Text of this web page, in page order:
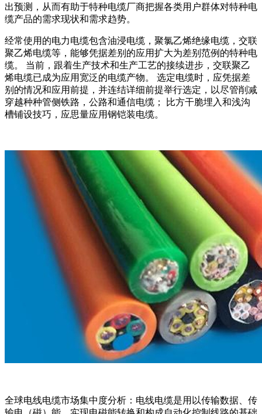
出预测，从而有助于特种电缆厂商把握各类用户群体对特种电
缆产品的需求现状和需求趋势。
经常使用的电力电缆包含油浸电缆，聚氯乙烯绝缘电缆，交联
聚乙烯电缆等，能够凭据差别的应用扩大为差别范例的特种电
缆。 当前，跟着生产技术和生产工艺的接续进步，交联聚乙
烯电缆已成为应用宽泛的电缆产物。 选定电缆时，应凭据差
别的情况和应用前提，并连结详细前提举行选定，以尽管削减
穿越种种管侧铁路，公路和通信电缆； 比方干脆埋入和浅沟
槽铺设技巧，应思量应用钢铠装电缆。
全球电线电缆市场集中度分析：电线电缆是用以传输数据、传